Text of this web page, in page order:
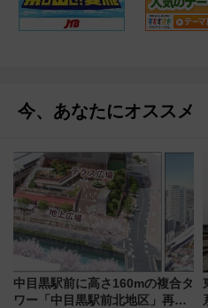
今、あなたにオススメ
中目黒駅前に高さ160mの複合タ
ワー「中目黒駅前北地区」再開